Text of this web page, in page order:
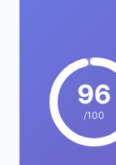
96
/100